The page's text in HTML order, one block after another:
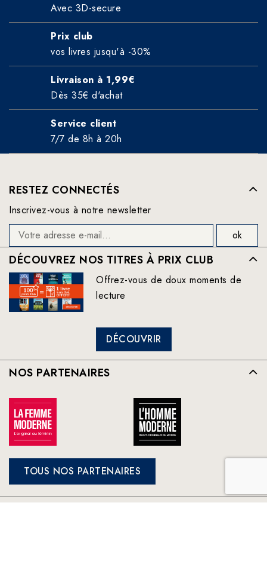
Avec 3D-secure
Prix club
vos livres jusqu'à -30%
Livraison à 1,99€
Dès 35€ d'achat
Service client
7/7 de 8h à 20h
RESTEZ CONNECTÉS
Inscrivez-vous à notre newsletter
DÉCOUVREZ NOS TITRES À PRIX CLUB
Offrez-vous de doux moments de
lecture
DÉCOUVRIR
NOS PARTENAIRES
TOUS NOS PARTENAIRES